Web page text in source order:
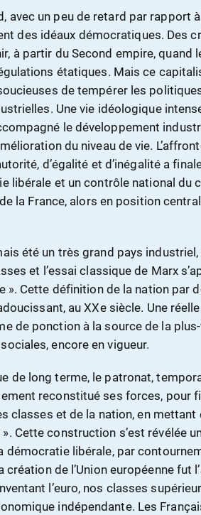
avec un peu de retard par rapport à
des idéaux démocratiques. Des
à partir du Second empire, quand
étatiques. Mais ce
de tempérer les
Une vie idéologique
le développement
du niveau de vie.
d’égalité et d’inégalité a
libérale et un contrôle national du
la France, alors en position
été un très grand pays
et l’essai classique de Marx
». Cette définition de la nation par
au XXe siècle. Une
de ponction à la source de la
encore en vigueur.
de long terme, le patronat,
reconstitué ses forces, pour
classes et de la nation, en mettant
Cette construction s’est révélée
libérale, par
de l’Union européenne fut
l’euro, nos classes
indépendante. Les